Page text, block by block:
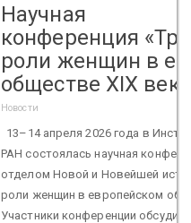
Научная
конференция
роли женщин в
обществе XIX
Новости
13–14 апреля 2026 года в
РАН состоялась научная
отделом Новой и Новейшей
роли женщин в европейском
Участники конференции